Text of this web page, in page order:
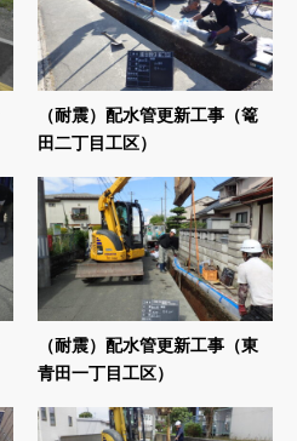
（耐震）配水管更新工事（篭
田二丁目工区）
（耐震）配水管更新工事（東
青田一丁目工区）